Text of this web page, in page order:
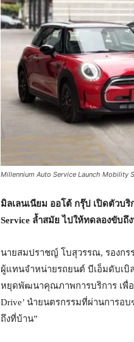
Millennium Auto Service Launch Mobility
มิลเลนเนียม ออโต้ กรุ๊ป เปิดตัวบริ
Service ล้ำสมัย ไปให้ทดลองขับ
นายสมปราชญ์ โบสุวรรณ, รองกร
ผู้แทนจำหน่ายรถยนต์ บีเอ็มดับเบิ
หยุดพัฒนาคุณภาพการบริการ เพื่อ
Drive’ นำยนตรกรรมที่ผ่านการอ
ถึงที่บ้าน”